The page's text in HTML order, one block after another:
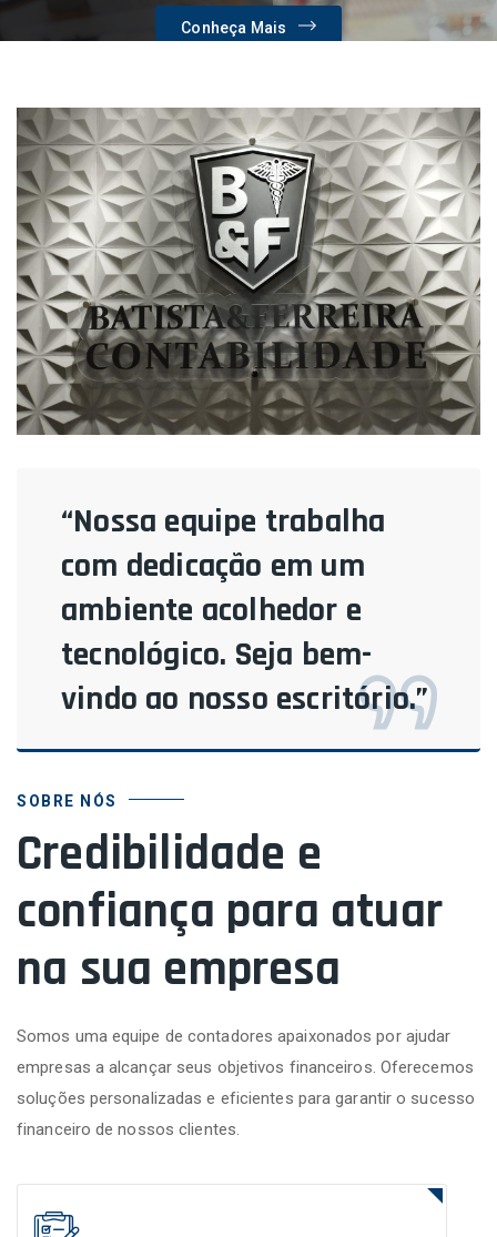
Conheça Mais
“Nossa equipe trabalha
com dedicação em um
ambiente acolhedor e
tecnológico. Seja bem-
vindo ao nosso escritório.”
SOBRE NÓS
Credibilidade e
confiança para atuar
na sua empresa
Somos uma equipe de contadores apaixonados por ajudar
empresas a alcançar seus objetivos financeiros. Oferecemos
soluções personalizadas e eficientes para garantir o sucesso
financeiro de nossos clientes.